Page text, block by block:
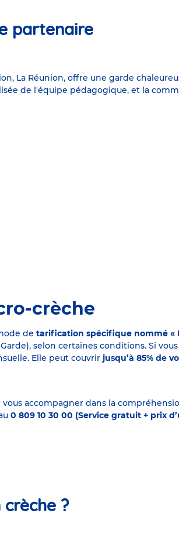
partenaire
La Réunion, offre une garde
de l'équipe pédagogique, et la
crèche
de tarification spécifique nommé «
selon certaines conditions. Si
Elle peut couvrir jusqu’à 85% de
accompagner dans la
0 809 10 30 00 (Service gratuit + prix
?